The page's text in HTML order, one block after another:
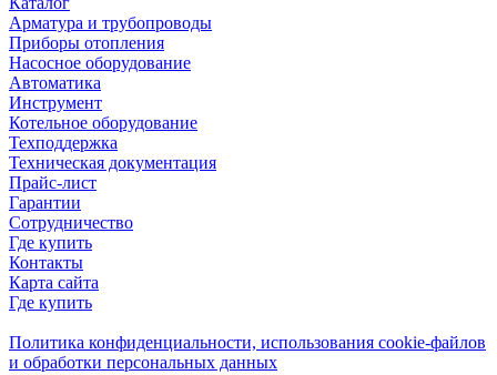
Арматура и трубопроводы
Приборы отопления
Насосное оборудование
Автоматика
Инструмент
Котельное оборудование
Техподдержка
Техническая документация
Прайс-лист
Гарантии
Сотрудничество
Где купить
Контакты
Карта сайта
Где купить
Политика конфиденциальности, использования сookie-файлов
и обработки персональных данных